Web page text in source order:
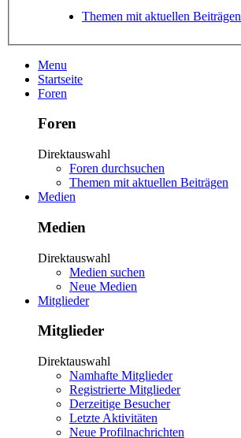
Themen mit aktuellen Beiträgen
Menu
Startseite
Foren
Foren
Direktauswahl
Foren durchsuchen
Themen mit aktuellen Beiträgen
Medien
Medien
Direktauswahl
Medien suchen
Neue Medien
Mitglieder
Mitglieder
Direktauswahl
Namhafte Mitglieder
Registrierte Mitglieder
Derzeitige Besucher
Letzte Aktivitäten
Neue Profilnachrichten